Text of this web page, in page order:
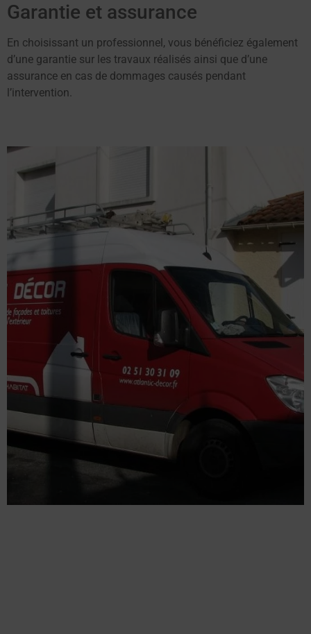
Garantie et assurance
En choisissant un professionnel, vous bénéficiez également
d’une garantie sur les travaux réalisés ainsi que d’une
assurance en cas de dommages causés pendant
l’intervention.